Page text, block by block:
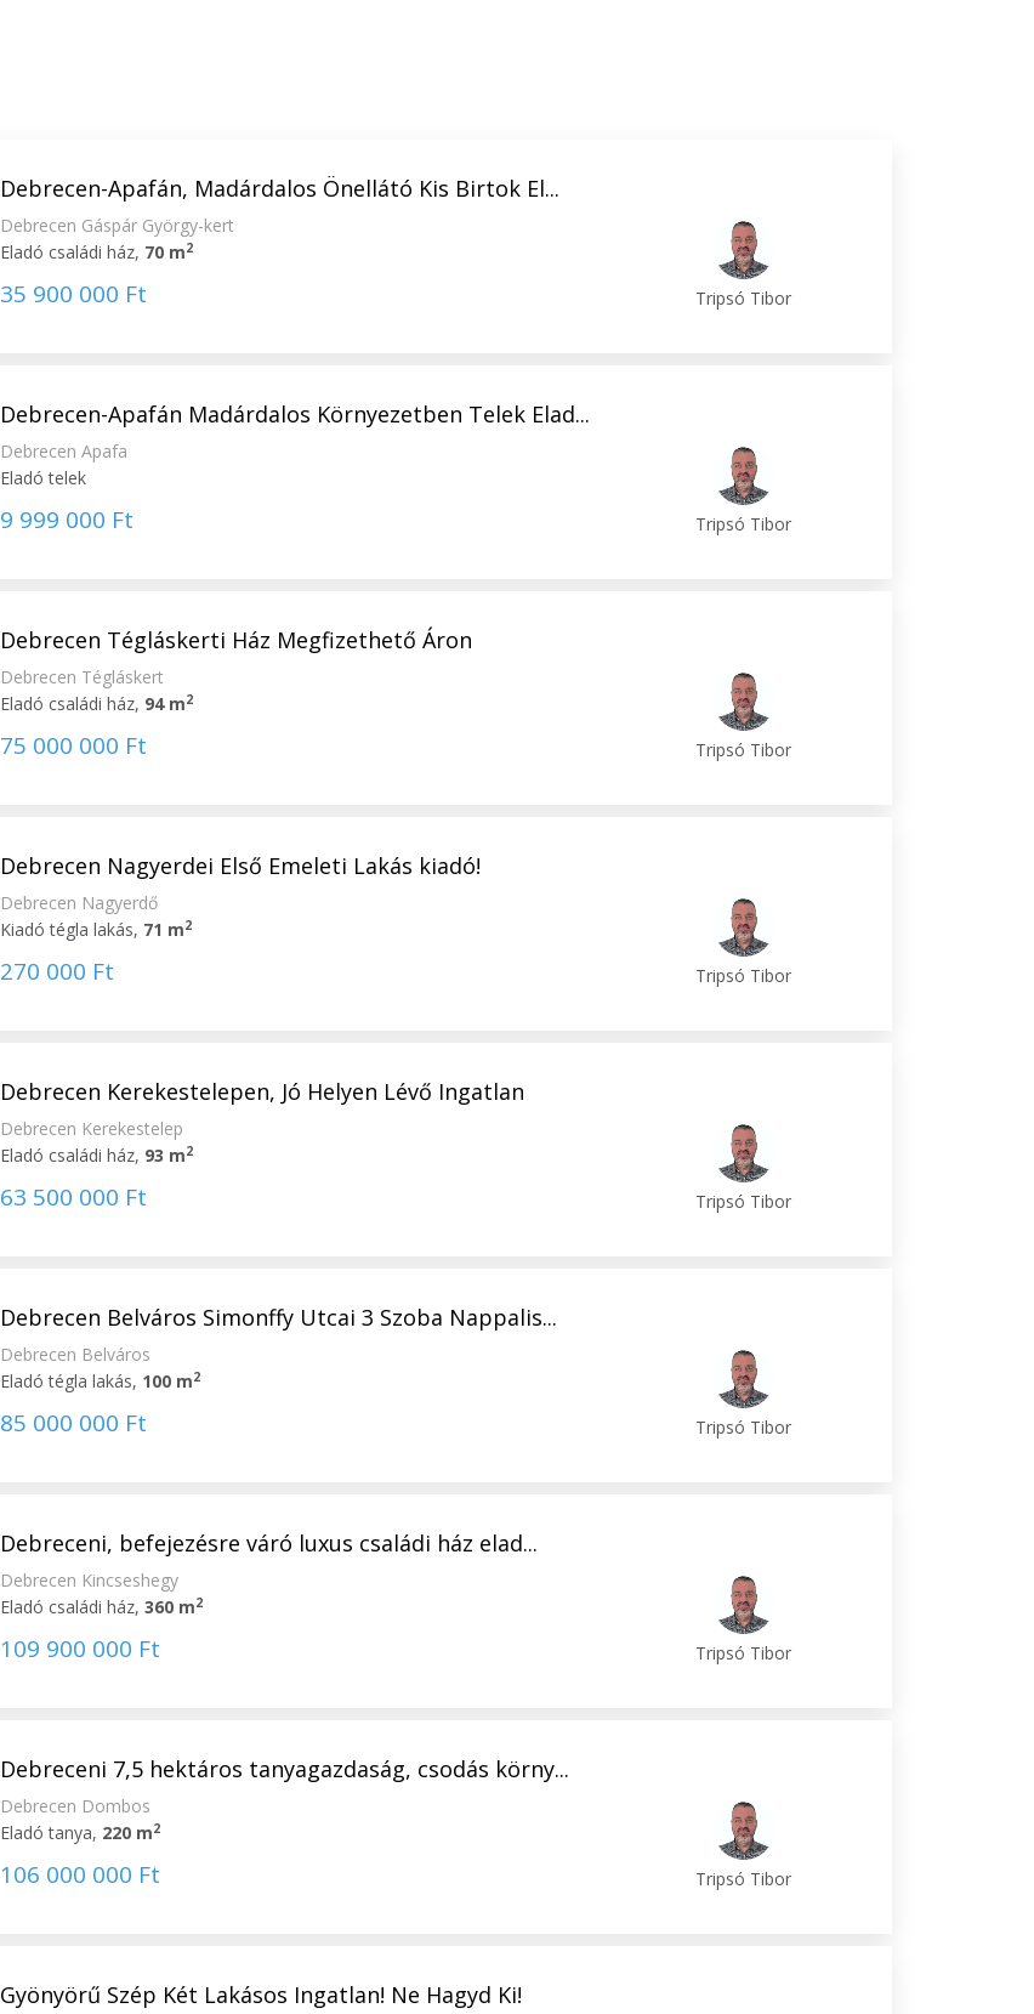
Debrecen-Apafán, Madárdalos Önellátó Kis Birtok El...
Debrecen Gáspár György-kert
Eladó családi ház, 70 m2
35 900 000 Ft Tripsó Tibor
Debrecen-Apafán Madárdalos Környezetben Telek Elad...
Debrecen Apafa
Eladó telek
9 999 000 Ft Tripsó Tibor
Debrecen Tégláskerti Ház Megfizethető Áron
Debrecen Tégláskert
Eladó családi ház, 94 m2
75 000 000 Ft Tripsó Tibor
Debrecen Nagyerdei Első Emeleti Lakás kiadó!
Debrecen Nagyerdő
Kiadó tégla lakás, 71 m2
270 000 Ft Tripsó Tibor
Debrecen Kerekestelepen, Jó Helyen Lévő Ingatlan
Debrecen Kerekestelep
Eladó családi ház, 93 m2
63 500 000 Ft Tripsó Tibor
Debrecen Belváros Simonffy Utcai 3 Szoba Nappalis...
Debrecen Belváros
Eladó tégla lakás, 100 m2
85 000 000 Ft Tripsó Tibor
Debreceni, befejezésre váró luxus családi ház elad...
Debrecen Kincseshegy
Eladó családi ház, 360 m2
109 900 000 Ft Tripsó Tibor
Debreceni 7,5 hektáros tanyagazdaság, csodás körny...
Debrecen Dombos
Eladó tanya, 220 m2
106 000 000 Ft Tripsó Tibor
Gyönyörű Szép Két Lakásos Ingatlan! Ne Hagyd Ki!